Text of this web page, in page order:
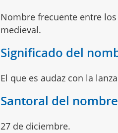
Nombre frecuente entre
medieval.
Significado del
El que es audaz con la
Santoral del
27 de diciembre.